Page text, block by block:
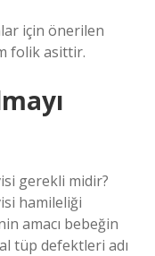
için önerilen
folik asittir.
gerekli midir?
hamileliği
amacı bebeğin
tüp defektleri adı